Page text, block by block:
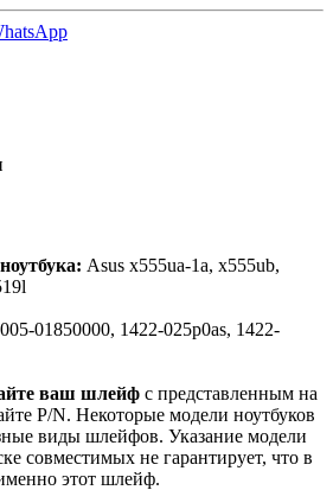
Asus x555ua-1a, x555ub,
01850000, 1422-025p0as, 1422-
ваш шлейф с представленным на
P/N. Некоторые модели ноутбуков
виды шлейфов. Указание модели
совместимых не гарантирует, что в
этот шлейф.